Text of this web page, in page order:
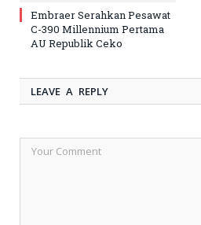
Embraer Serahkan Pesawat
C-390 Millennium Pertama
AU Republik Ceko
LEAVE A REPLY